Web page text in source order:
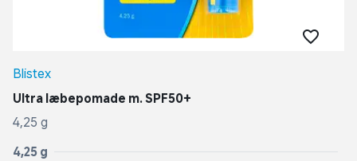
Blistex
Ultra læbepomade m. SPF50+
4,25 g
4,25 g